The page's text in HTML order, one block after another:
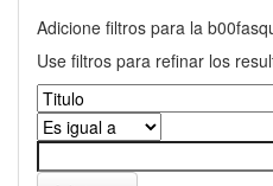
Adicione filtros para la
Use filtros para refinar los